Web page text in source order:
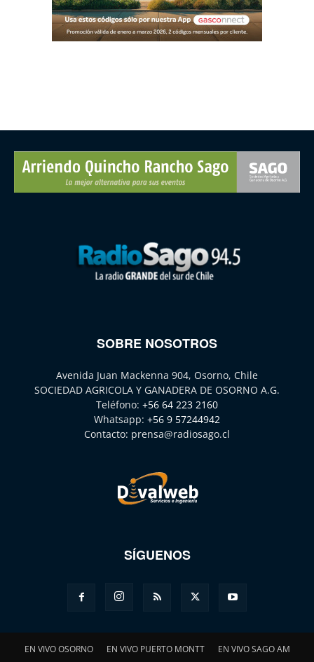
SOBRE NOSOTROS
Avenida Juan Mackenna 904, Osorno, Chile
SOCIEDAD AGRICOLA Y GANADERA DE OSORNO A.G.
Teléfono: +56 64 223 2160
Whatsapp: +56 9 57244942
Contacto: prensa@radiosago.cl
SÍGUENOS
EN VIVO OSORNO EN VIVO PUERTO MONTT EN VIVO SAGO AM